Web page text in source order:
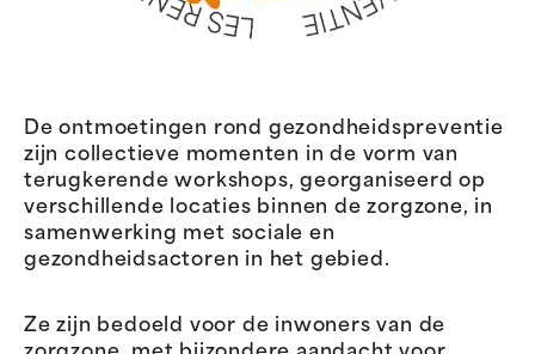
De ontmoetingen rond gezondheidspreventie
zijn collectieve momenten in de vorm van
terugkerende workshops, georganiseerd op
verschillende locaties binnen de zorgzone, in
samenwerking met sociale en
gezondheidsactoren in het gebied.
Ze zijn bedoeld voor de inwoners van de